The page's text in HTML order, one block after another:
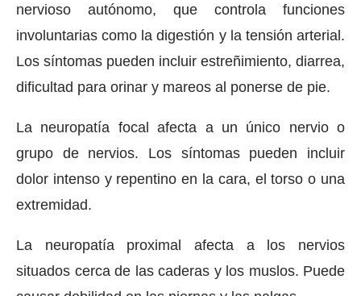
nervioso autónomo, que controla funciones
involuntarias como la digestión y la tensión arterial.
Los síntomas pueden incluir estreñimiento, diarrea,
dificultad para orinar y mareos al ponerse de pie.
La neuropatía focal afecta a un único nervio o
grupo de nervios. Los síntomas pueden incluir
dolor intenso y repentino en la cara, el torso o una
extremidad.
La neuropatía proximal afecta a los nervios
situados cerca de las caderas y los muslos. Puede